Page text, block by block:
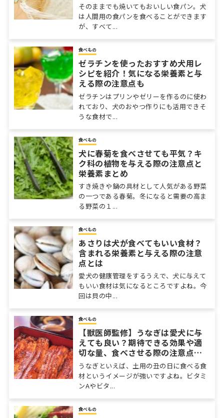
そのままでも焼いてもおいしい食パン。犬
は人間用の食パンを食べることができます
が、すべて...
食べもの
ゼラチンを使ったおすすめ犬用レ
シピを紹介！気になる栄養素と与
える際の注意点も
ゼラチンはプリンやゼリーを作るのに使わ
れており、犬のおやつ作りにも活用できそ
うな食材で...
食べもの
犬に春菊を食べさせても平気？キ
ク科の植物を与える際の注意点と
栄養素まとめ
すき焼きや鍋の具材として人気がある野菜
の一つである春菊。冬になると需要の高ま
る野菜の１...
食べもの
あさりは犬が食べてもいい食材？
含まれる栄養素と与える際の注意
点とは
愛犬の健康管理をするうえで、犬に与えて
もいい食材は気になるところですよね。今
回は貝の中...
食べもの
【獣医師監修】うなぎは愛犬に与
えても良い？期待できる効果や適
切な量、食べさせる際の注意点ま
で
うなぎといえば、土用の丑の日に食べる食
材というイメージが強いですよね。ビタミ
ンAやビタ...
食べもの